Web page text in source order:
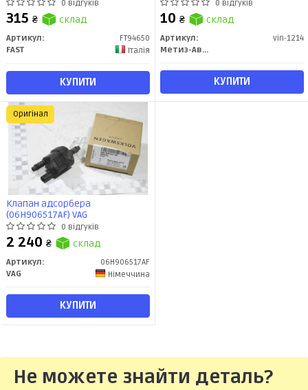
0 відгуків
315 ₴ склад
Артикул:
FT94650
FAST
Італія
КУПИТИ
0 відгуків
10 ₴ склад
Артикул:
vin-1214
Метиз-Авто
КУПИТИ
Клапан адсорбера
(06H906517AF) VAG
0 відгуків
2 240 ₴ склад
Артикул:
06H906517AF
VAG
Німеччина
КУПИТИ
Оригінал
Не можете знайти деталь?